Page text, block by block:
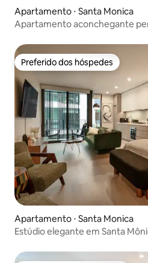
Apartamento ⋅ Santa Monica
Apartamento aconchegante
Preferido dos hóspedes
Preferido dos hóspedes
Apartamento ⋅ Santa Monica
Estúdio elegante em Santa